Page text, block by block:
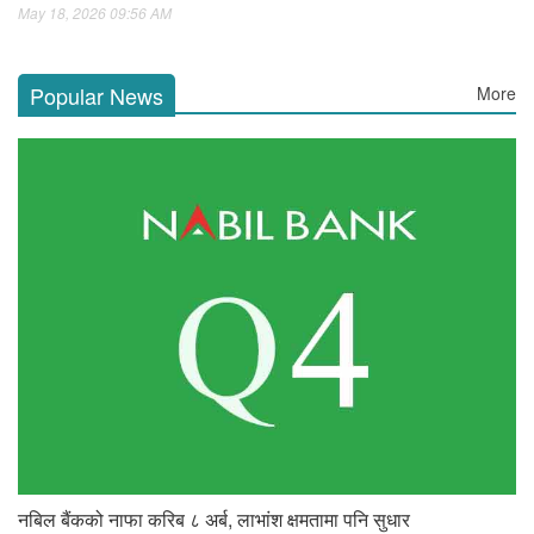
May 18, 2026 09:56 AM
Popular News More
नबिल बैंकको नाफा करिब ८ अर्ब, लाभांश क्षमतामा पनि सुधार